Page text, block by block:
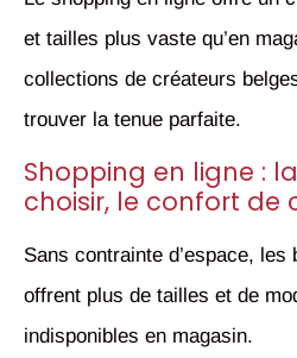
et tailles plus vaste qu’en
collections de créateurs
trouver la tenue parfaite.
Shopping en ligne :
choisir, le confort de
Sans contrainte d’espace, les
offrent plus de tailles et de
indisponibles en magasin.